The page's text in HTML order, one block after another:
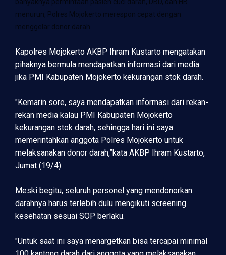
menurun, Polres Mojokerto merespon cepat dengan
menggelar donor darah.
Kapolres Mojokerto AKBP Ihram Kustarto mengatakan
pihaknya bermula mendapatkan informasi dari media
jika PMI Kabupaten Mojokerto kekurangan stok darah.
"Kemarin sore, saya mendapatkan informasi dari rekan-
rekan media kalau PMI Kabupaten Mojokerto
kekurangan stok darah, sehingga hari ini saya
memerintahkan anggota Polres Mojokerto untuk
melaksanakan donor darah,”kata AKBP Ihram Kustarto,
Jumat (19/4).
Meski begitu, seluruh personel yang mendonorkan
darahnya harus terlebih dulu mengikuti screening
kesehatan sesuai SOP berlaku.
"Untuk saat ini saya menargetkan bisa tercapai minimal